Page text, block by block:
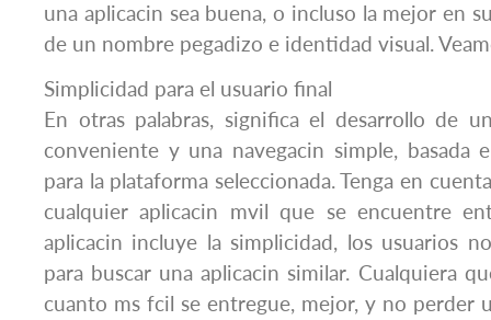
una aplicacin sea buena, o incluso la mejor en
de un nombre pegadizo e identidad visual.
Simplicidad para el usuario final
En otras palabras, significa el desarrollo de
conveniente y una navegacin simple, basada
para la plataforma seleccionada. Tenga en
cualquier aplicacin mvil que se encuentre
aplicacin incluye la simplicidad, los usuarios
para buscar una aplicacin similar. Cualquiera
cuanto ms fcil se entregue, mejor, y no perder